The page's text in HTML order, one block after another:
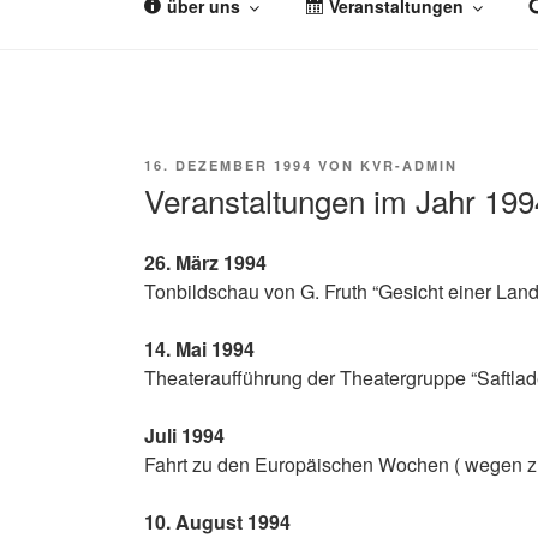
über uns Veranstaltungen
VERÖFFENTLICHT
16. DEZEMBER 1994 VON KVR-ADMIN
Veranstaltungen im Jahr
26. März 1994
Ton­bild­schau von G. Fruth “Gesicht einer
14. Mai 1994
Thea­ter­auf­füh­rung der Thea­ter­grup­pe
Juli 1994
Fahrt zu den Euro­päi­schen Wochen ( wegen
10. August 1994